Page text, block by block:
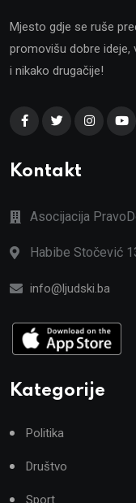
Mjesto gdje se ruše
promovišu dobre ideje,
i nikako drugačije!
Kontakt
Asocijacija
Habibe Stočević
info@ljudski.ba
Kategorije
Politika
Društvo
Sport